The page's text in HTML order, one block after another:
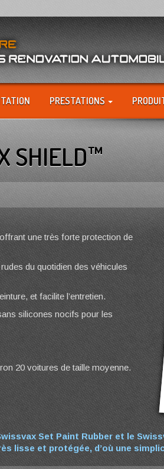
PRESTATIONS
SHIELD™
une très forte protection de
du quotidien des véhicules
et facilite l’entretien.
silicones nocifs pour les
20 voitures de taille moyenne.
Set Paint Rubber et le
lisse et protégée, d’où une